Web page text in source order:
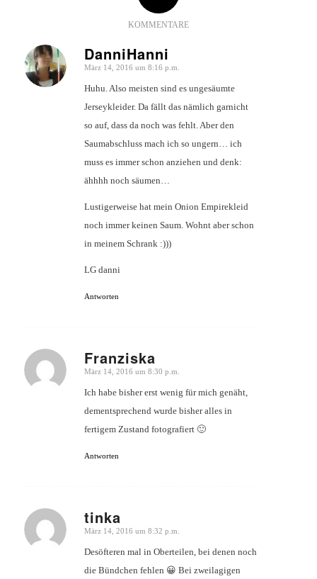
KOMMENTARE
DanniHanni
sagte:
März 14, 2016 um 8:16 p.m.
Huhu. Also meisten sind es ungesäumte
Jerseykleider. Da fällt das nämlich garnicht
so auf, dass da noch was fehlt. Aber den
Saumabschluss mach ich so ungern… ich
muss es immer schon anziehen und denk:
ähhhh noch säumen…
Lustigerweise hat mein Onion Empirekleid
noch immer keinen Saum. Wohnt aber schon
in meinem Schrank :)))
LG danni
Antworten
Franziska
sagte:
März 14, 2016 um 8:30 p.m.
Ich habe bisher erst wenig für mich genäht,
dementsprechend wurde bisher alles in
fertigem Zustand fotografiert 🙂
Antworten
tinka
sagte:
März 14, 2016 um 8:32 p.m.
Desöfteren mal in Oberteilen, bei denen noch
die Bündchen fehlen 😀 Bei zweilagigen